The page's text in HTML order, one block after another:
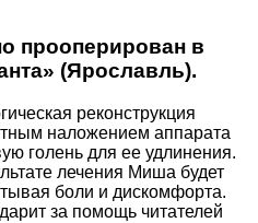
прооперирован в
(Ярославль).
реконструкция
наложением аппарата
голень для ее удлинения.
лечения Миша будет
боли и дискомфорта.
за помощь читателей